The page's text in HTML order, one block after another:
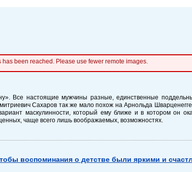
been reached. Please use fewer remote images.
Все настоящие мужчины разные, единственные
Сахаров так же мало похож на Арнольда
маскулинности, который ему ближе и в котором он
чаще всего лишь воображаемых, возможностях.
воспоминания о детстве были яркими и